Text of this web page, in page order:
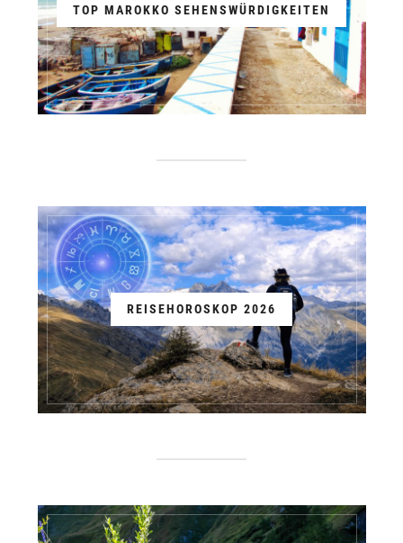
TOP MAROKKO SEHENSWÜRDIGKEITEN
REISEHOROSKOP 2026